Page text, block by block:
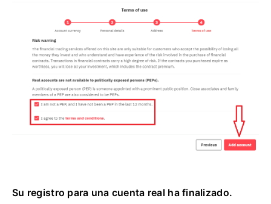
Su registro para una cuenta real ha finalizado.